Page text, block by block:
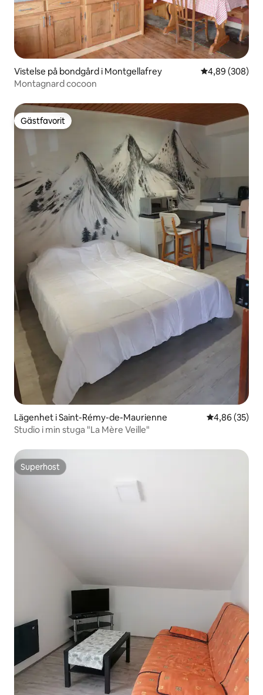
Vistelse på bondgård i Montgellafrey 4,89 av 5 i
4,89 (308)
Montagnard cocoon
Gästfavorit
Gästfavorit
Lägenhet i Saint-Rémy-de-Maurienne 4,86 av 5 i
4,86 (35)
Studio i min stuga "La Mère Veille"
Superhost
Superhost